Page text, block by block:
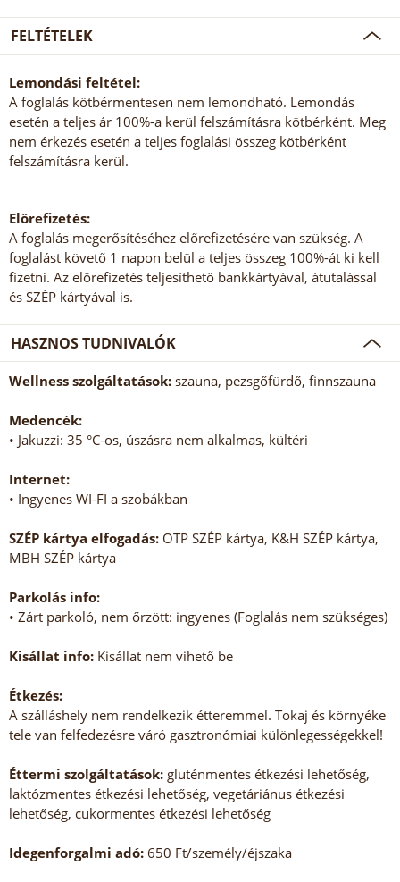
FELTÉTELEK
Lemondási feltétel:
A foglalás kötbérmentesen nem lemondható. Lemondás
esetén a teljes ár 100%-a kerül felszámításra kötbérként. Meg
nem érkezés esetén a teljes foglalási összeg kötbérként
felszámításra kerül.
Előrefizetés:
A foglalás megerősítéséhez előrefizetésére van szükség. A
foglalást követő 1 napon belül a teljes összeg 100%-át ki kell
fizetni. Az előrefizetés teljesíthető bankkártyával, átutalással
és SZÉP kártyával is.
HASZNOS TUDNIVALÓK
Wellness szolgáltatások: szauna, pezsgőfürdő, finnszauna
Medencék:
• Jakuzzi: 35 °C-os, úszásra nem alkalmas, kültéri
Internet:
• Ingyenes WI-FI a szobákban
SZÉP kártya elfogadás: OTP SZÉP kártya, K&H SZÉP kártya,
MBH SZÉP kártya
Parkolás info:
• Zárt parkoló, nem őrzött: ingyenes (Foglalás nem szükséges)
Kisállat info: Kisállat nem vihető be
Étkezés:
A szálláshely nem rendelkezik étteremmel. Tokaj és környéke
tele van felfedezésre váró gasztronómiai különlegességekkel!
Éttermi szolgáltatások: gluténmentes étkezési lehetőség,
laktózmentes étkezési lehetőség, vegetáriánus étkezési
lehetőség, cukormentes étkezési lehetőség
Idegenforgalmi adó: 650 Ft/személy/éjszaka